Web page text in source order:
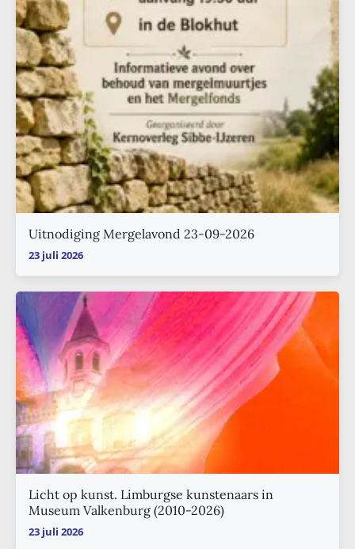
Uitnodiging Mergelavond 23-09-2026
23 juli 2026
Licht op kunst. Limburgse kunstenaars in
Museum Valkenburg (2010-2026)
23 juli 2026